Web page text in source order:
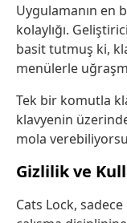
Uygulamanın en
kolaylığı.
basit tutmuş ki,
menülerle
Tek bir komutla
klavyenin
mola
Gizlilik ve
Cats Lock,